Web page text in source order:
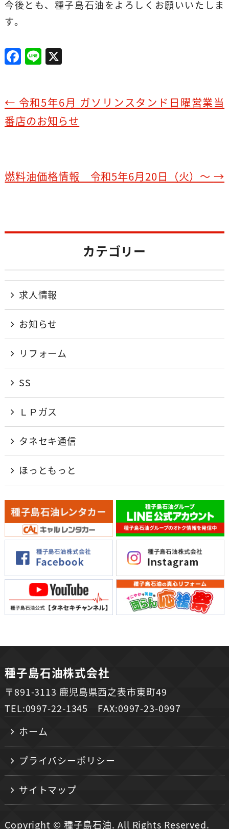
今後とも、種子島石油をよろしくお願いいたしま
す。
F
a
e
b
k
Li
n
X
← 令和5年6月 ガソリンスタンド日曜営業当
番店のお知らせ
燃料油価格情報 令和5年6月20日（火）～→
カテゴリー
求人情報
お知らせ
リフォーム
SS
ＬＰガス
タネセキ通信
ほっともっと
種子島石油株式会社
〒891-3113 鹿児島県西之表市東町49
TEL:0997-22-1345 FAX:0997-23-0997
ホーム
プライバシーポリシー
サイトマップ
Copyright © 種子島石油. All Rights Reserved.